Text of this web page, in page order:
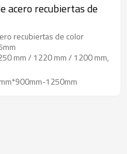
acero recubiertas de
recubiertas de color
mm / 1220 mm / 1200 mm,
1250mm